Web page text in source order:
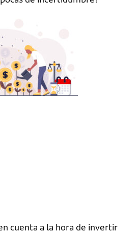
cuenta a la hora de invertir